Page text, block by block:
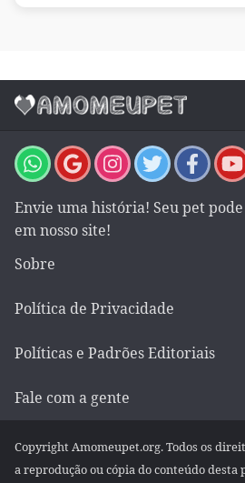
Envie uma história! Seu pet
em nosso site!
Sobre
Política de Privacidade
Políticas e Padrões Editoriais
Fale com a gente
Copyright Amomeupet.org. Todos os
a reprodução ou cópia do conteúdo desta